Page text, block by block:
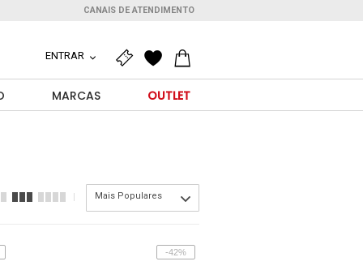
CANAIS DE ATENDIMENTO
ENTRAR
MARCAS OUTLET
Mais Populares
-42%